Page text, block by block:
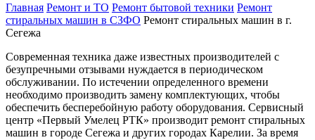
Главная Ремонт и ТО Ремонт бытовой техники Ремонт
стиральных машин в СЗФО Ремонт стиральных машин в г.
Сегежа
Современная техника даже известных производителей с
безупречными отзывами нуждается в периодическом
обслуживании. По истечении определенного времени
необходимо производить замену комплектующих, чтобы
обеспечить бесперебойную работу оборудования. Сервисный
центр «Первый Умелец РТК» производит ремонт стиральных
машин в городе Сегежа и других городах Карелии. За время